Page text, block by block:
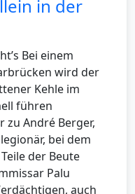
in der
Bei einem
wird der
Kehle im
führen
zu André Berger,
bei dem
der Beute
Palu
auch